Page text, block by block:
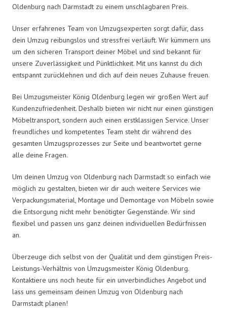
Oldenburg nach Darmstadt zu einem unschlagbaren Preis.
Unser erfahrenes Team von Umzugsexperten sorgt dafür, dass
dein Umzug reibungslos und stressfrei verläuft. Wir kümmern uns
um den sicheren Transport deiner Möbel und sind bekannt für
unsere Zuverlässigkeit und Pünktlichkeit. Mit uns kannst du dich
entspannt zurücklehnen und dich auf dein neues Zuhause freuen.
Bei Umzugsmeister König Oldenburg legen wir großen Wert auf
Kundenzufriedenheit. Deshalb bieten wir nicht nur einen günstigen
Möbeltransport, sondern auch einen erstklassigen Service. Unser
freundliches und kompetentes Team steht dir während des
gesamten Umzugsprozesses zur Seite und beantwortet gerne
alle deine Fragen.
Um deinen Umzug von Oldenburg nach Darmstadt so einfach wie
möglich zu gestalten, bieten wir dir auch weitere Services wie
Verpackungsmaterial, Montage und Demontage von Möbeln sowie
die Entsorgung nicht mehr benötigter Gegenstände. Wir sind
flexibel und passen uns ganz deinen individuellen Bedürfnissen
an.
Überzeuge dich selbst von der Qualität und dem günstigen Preis-
Leistungs-Verhältnis von Umzugsmeister König Oldenburg.
Kontaktiere uns noch heute für ein unverbindliches Angebot und
lass uns gemeinsam deinen Umzug von Oldenburg nach
Darmstadt planen!